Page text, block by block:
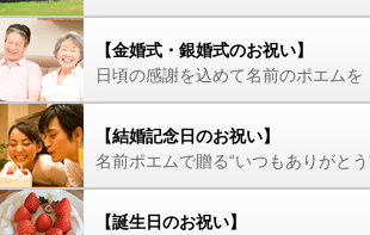
【金婚式・銀婚式のお祝い】
日頃の感謝を込めて名前のポエムを
【結婚記念日のお祝い】
名前ポエムで贈る“いつもありがとう
【誕生日のお祝い】